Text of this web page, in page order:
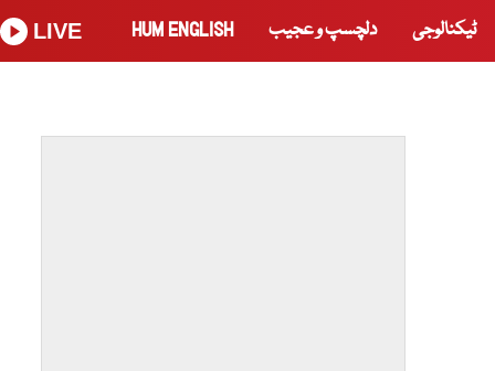
ٹیکنالوجی دلچسپ و عجیب HUM ENGLISH
LIVE